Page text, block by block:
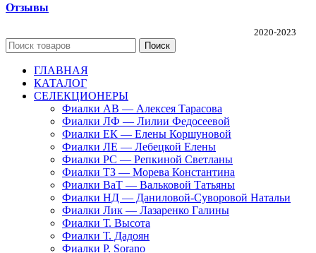
Отзывы
2020-2023
Поиск
ГЛАВНАЯ
КАТАЛОГ
СЕЛЕКЦИОНЕРЫ
Фиалки АВ — Алексея Тарасова
Фиалки ЛФ — Лилии Федосеевой
Фиалки ЕК — Елены Коршуновой
Фиалки ЛЕ — Лебецкой Елены
Фиалки РС — Репкиной Светланы
Фиалки ТЗ — Морева Константина
Фиалки ВаТ — Вальковой Татьяны
Фиалки НД — Даниловой-Суворовой Натальи
Фиалки Лик — Лазаренко Галины
Фиалки Т. Высота
Фиалки Т. Дадоян
Фиалки P. Sorano